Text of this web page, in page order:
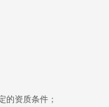
资质条件；